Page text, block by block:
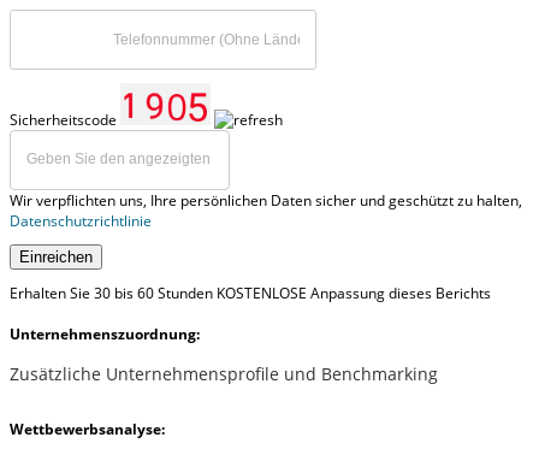
Sicherheitscode
Wir verpflichten uns, Ihre persönlichen Daten sicher und geschützt zu halten,
Datenschutzrichtlinie
Einreichen
Erhalten Sie 30 bis 60 Stunden KOSTENLOSE Anpassung dieses Berichts
Unternehmenszuordnung:
Zusätzliche Unternehmensprofile und Benchmarking
Wettbewerbsanalyse: